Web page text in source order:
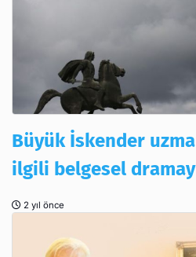
Büyük İskender
ilgili belgesel
2 yıl önce